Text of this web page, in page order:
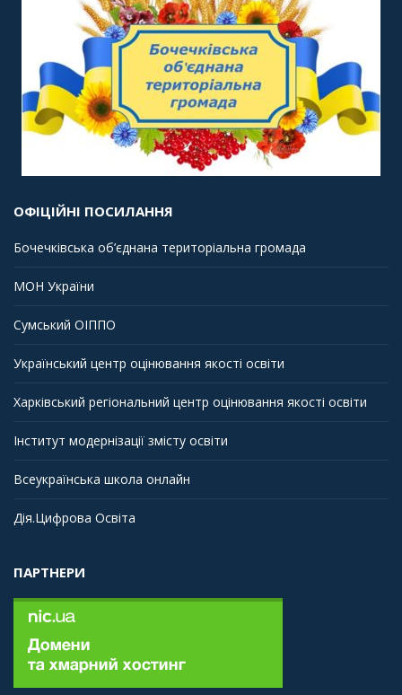
ОФІЦІЙНІ ПОСИЛАННЯ
Бочечківська об’єднана територіальна громада
МОН України
Сумський ОІППО
Український центр оцінювання якості освіти
Харківський регіональний центр оцінювання якості освіти
Інститут модернізації змісту освіти
Всеукраїнська школа онлайн
Дія.Цифрова Освіта
ПАРТНЕРИ